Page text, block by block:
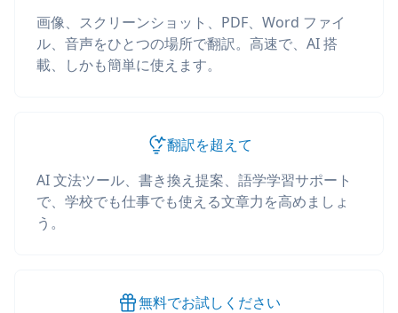
画像、スクリーンショット、PDF、Word ファイ
ル、音声をひとつの場所で翻訳。高速で、AI 搭
載、しかも簡単に使えます。
翻訳を超えて
AI 文法ツール、書き換え提案、語学学習サポート
で、学校でも仕事でも使える文章力を高めましょ
う。
無料でお試しください